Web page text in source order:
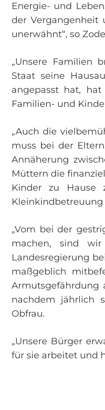
Energie- und
der Vergangenheit
unerwähnt“, so
„Unsere Familien
Staat seine
angepasst hat,
Familien- und
„Auch die
muss bei der
Annäherung
Müttern die
Kinder zu Hause
Kleinkindbetreuung
„Vom bei der
machen, sind
Landesregierung
maßgeblich
Armutsgefährdung
nachdem jährlich
Obfrau.
„Unsere Bürger
für sie arbeitet und